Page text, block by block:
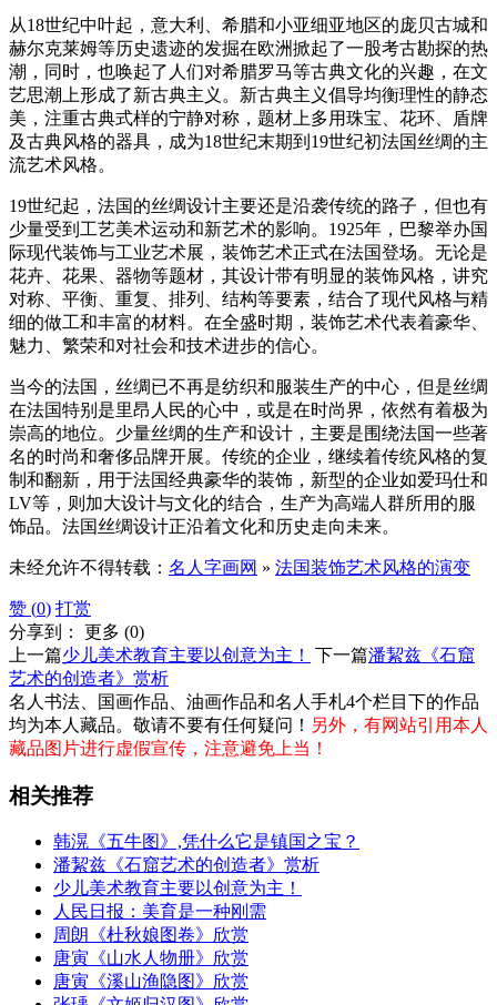
从18世纪中叶起，意大利、希腊和小亚细亚地区的庞贝古城和
赫尔克莱姆等历史遗迹的发掘在欧洲掀起了一股考古勘探的热
潮，同时，也唤起了人们对希腊罗马等古典文化的兴趣，在文
艺思潮上形成了新古典主义。新古典主义倡导均衡理性的静态
美，注重古典式样的宁静对称，题材上多用珠宝、花环、盾牌
及古典风格的器具，成为18世纪末期到19世纪初法国丝绸的主
流艺术风格。
19世纪起，法国的丝绸设计主要还是沿袭传统的路子，但也有
少量受到工艺美术运动和新艺术的影响。1925年，巴黎举办国
际现代装饰与工业艺术展，装饰艺术正式在法国登场。无论是
花卉、花果、器物等题材，其设计带有明显的装饰风格，讲究
对称、平衡、重复、排列、结构等要素，结合了现代风格与精
细的做工和丰富的材料。在全盛时期，装饰艺术代表着豪华、
魅力、繁荣和对社会和技术进步的信心。
当今的法国，丝绸已不再是纺织和服装生产的中心，但是丝绸
在法国特别是里昂人民的心中，或是在时尚界，依然有着极为
崇高的地位。少量丝绸的生产和设计，主要是围绕法国一些著
名的时尚和奢侈品牌开展。传统的企业，继续着传统风格的复
制和翻新，用于法国经典豪华的装饰，新型的企业如爱玛仕和
LV等，则加大设计与文化的结合，生产为高端人群所用的服
饰品。法国丝绸设计正沿着文化和历史走向未来。
未经允许不得转载： 名人字画网 » 法国装饰艺术风格的演变
赞 (0) 打赏
分享到： 更多 (0)
上一篇少儿美术教育主要以创意为主！ 下一篇潘絜兹《石窟
艺术的创造者》赏析
名人书法、国画作品、油画作品和名人手札4个栏目下的作品
均为本人藏品。敬请不要有任何疑问！ 另外，有网站引用本人
藏品图片进行虚假宣传，注意避免上当！
相关推荐
韩滉《五牛图》,凭什么它是镇国之宝？
潘絜兹《石窟艺术的创造者》赏析
少儿美术教育主要以创意为主！
人民日报：美育是一种刚需
周朗《杜秋娘图卷》欣赏
唐寅《山水人物册》欣赏
唐寅《溪山渔隐图》欣赏